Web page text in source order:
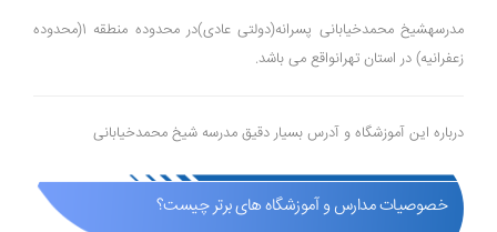
مدرسهشیخ محمدخیابانی پسرانه(دولتی عادی)در محدوده منطقه 1(محدوده
زعفرانیه) در استان تهرانواقع می باشد.
درباره این آموزشگاه و آدرس بسیار دقیق مدرسه شیخ محمدخیابانی
خصوصیات مدارس و آموزشگاه های برتر چیست؟